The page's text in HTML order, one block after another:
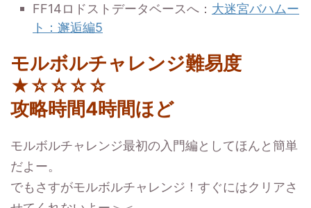
FF14ロドストデータベースへ： 大迷宮バハムー
ト：邂逅編5
モルボルチャレンジ難易度
★☆☆☆☆
攻略時間4時間ほど
モルボルチャレンジ最初の入門編としてほんと簡単
だよー。
でもさすがモルボルチャレンジ！すぐにはクリアさ